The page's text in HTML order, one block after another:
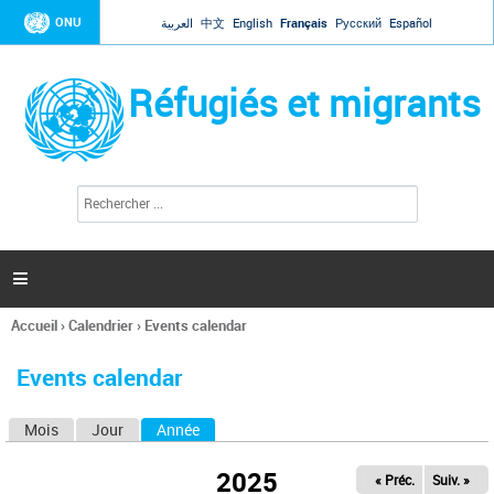
Jump to navigation
ONU العربية 中文 English Français Русский Español
Réfugiés et migrants
l
c
h
e

Vous
ici
Accueil›Calendrier› Events calendar
Events calendar
Mois Jour Année
2025 « Préc. Suiv. »